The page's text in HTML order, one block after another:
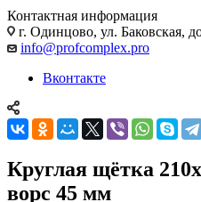
Контактная информация
г. Одинцово, ул. Баковская,
info@profcomplex.pro
Вконтакте
Круглая щётка
ворс 45 мм